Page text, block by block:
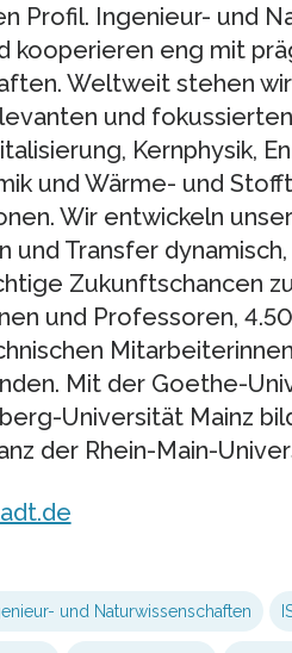
Profil. Ingenieur- und
kooperieren eng mit
Weltweit stehen
und
Kernphysik,
und Wärme- und
Wir entwickeln
und Transfer
Zukunftschancen
und Professoren,
Mit der Goethe-
Universität Mainz
der Rhein-Main-
und Naturwissenschaften